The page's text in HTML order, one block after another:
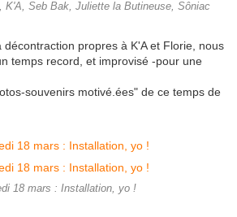
K'A, Seb Bak, Juliette la Butineuse, Sôniac
décontraction propres à K'A et Florie, nous
temps record, et improvisé -pour une
souvenirs motivé.ées" de ce temps de
18 mars : Installation, yo !